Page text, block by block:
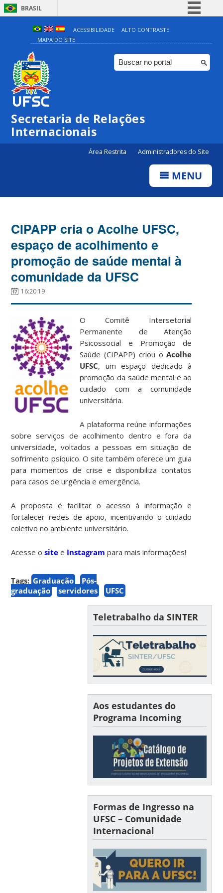
BRASIL
Simplifique!
Comunica BR
Participe
ACESSIBILIDADE
ALTO CONTRASTE
MAPA DO SITE
Secretaria de Relações
Internacionais
Área Restrita Administradores do Site
MENU
CIPAPP cria o Acolhe UFSC,
espaço de acolhimento e
promoção de saúde mental à
comunidade da UFSC
16:20:19
O Comitê Intersetorial
Permanente de Atenção
Psicossocial e Promoção de
Saúde (CIPAPP) criou o Acolhe
UFSC, um espaço dedicado à
promoção da saúde mental e ao
cuidado com a comunidade
universitária.
A plataforma reúne informações
sobre serviços de acolhimento dentro e fora da
universidade, voltados a pessoas em situação de
sofrimento psíquico. O site também oferece um guia
para momentos de crise e disponibiliza contatos
para casos de urgência e emergência.
A proposta é facilitar o acesso à informação e
fortalecer redes de apoio, incentivando o cuidado
coletivo no ambiente universitário.
Acesse osite e Instagram para mais informações!
Tags: Graduação
Pós-
graduação
servidores UFSC
Teletrabalho da SINTER
Aos estudantes do
Programa Incoming
Formas de Ingresso na
UFSC – Comunidade
Internacional